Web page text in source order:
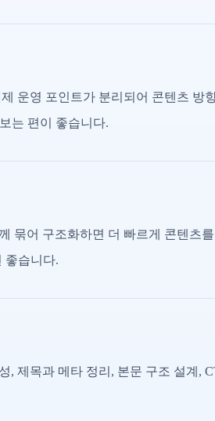
운영 포인트가 분리되어 콘텐츠 방
는 편이 좋습니다.
묶어 구조화하면 더 빠르게 콘텐츠
좋습니다.
, 제목과 메타 정리, 본문 구조 설계,